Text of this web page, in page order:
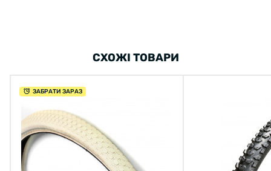
СХОЖІ ТОВАРИ
ЗАБРАТИ ЗАРАЗ